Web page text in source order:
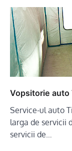
Vopsitorie
Service-ul auto
larga de servicii
servicii de…